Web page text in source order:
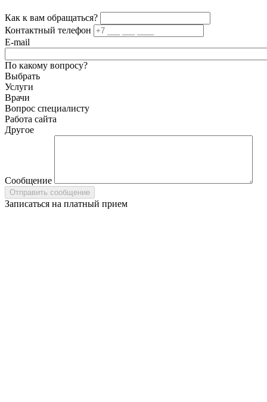
Как к вам обращаться?
Контактный телефон
E-mail
По какому вопросу?
Выбрать
Услуги
Врачи
Вопрос специалисту
Работа сайта
Другое
Сообщение
Записаться на платный прием